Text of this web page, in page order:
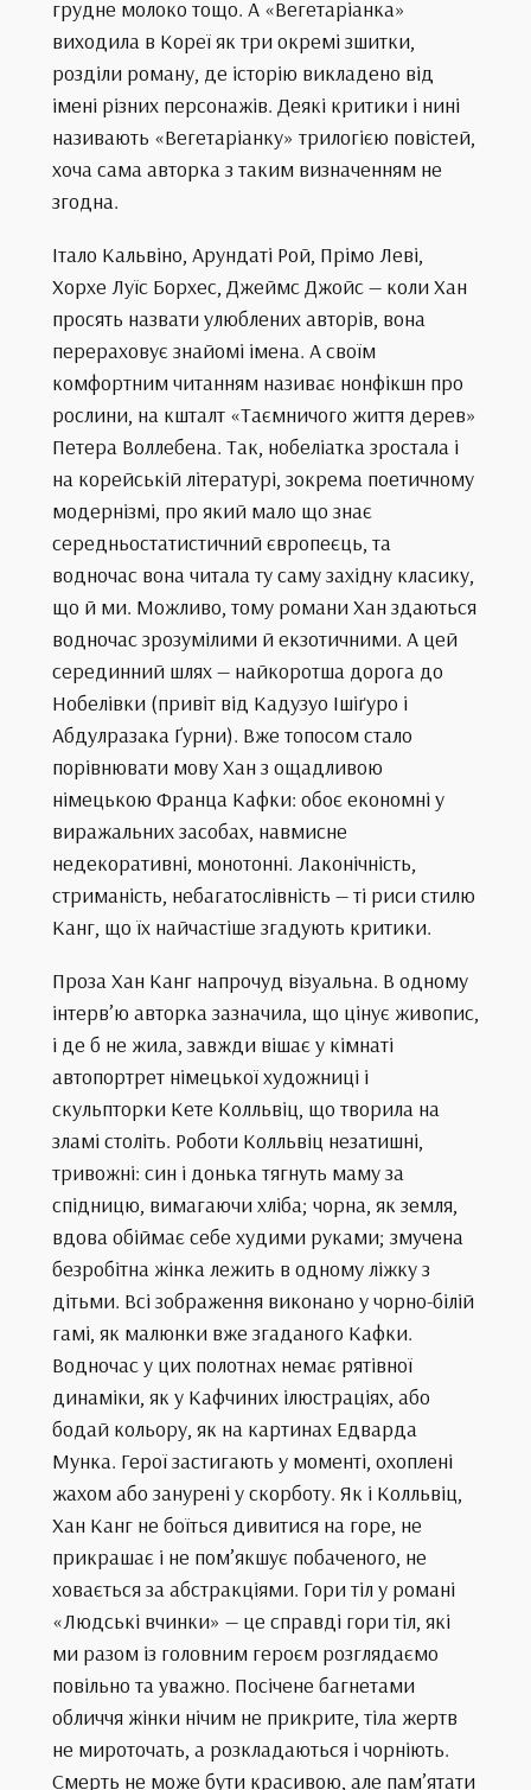
грудне молоко тощо. А «Вегетаріанка»
виходила в Кореї як три окремі зшитки,
розділи роману, де історію викладено від
імені різних персонажів. Деякі критики і нині
називають «Вегетаріанку» трилогією повістей,
хоча сама авторка з таким визначенням не
згодна.
Італо Кальвіно, Арундаті Рой, Прімо Леві,
Хорхе Луїс Борхес, Джеймс Джойс — коли Хан
просять назвати улюблених авторів, вона
перераховує знайомі імена. А своїм
комфортним читанням називає нонфікшн про
рослини, на кшталт «Таємничого життя дерев»
Петера Воллебена. Так, нобеліатка зростала і
на корейській літературі, зокрема поетичному
модернізмі, про який мало що знає
середньостатистичний європеєць, та
водночас вона читала ту саму західну класику,
що й ми. Можливо, тому романи Хан здаються
водночас зрозумілими й екзотичними. А цей
серединний шлях — найкоротша дорога до
Нобелівки (привіт від Кадузуо Ішіґуро і
Абдулразака Ґурни). Вже топосом стало
порівнювати мову Хан з ощадливою
німецькою Франца Кафки: обоє економні у
виражальних засобах, навмисне
недекоративні, монотонні. Лаконічність,
стриманість, небагатослівність — ті риси стилю
Канг, що їх найчастіше згадують критики.
Проза Хан Канг напрочуд візуальна. В одному
інтерв’ю авторка зазначила, що цінує живопис,
і де б не жила, завжди вішає у кімнаті
автопортрет німецької художниці і
скульпторки Кете Колльвіц, що творила на
зламі століть. Роботи Колльвіц незатишні,
тривожні: син і донька тягнуть маму за
спідницю, вимагаючи хліба; чорна, як земля,
вдова обіймає себе худими руками; змучена
безробітна жінка лежить в одному ліжку з
дітьми. Всі зображення виконано у чорно-білій
гамі, як малюнки вже згаданого Кафки.
Водночас у цих полотнах немає рятівної
динаміки, як у Кафчиних ілюстраціях, або
бодай кольору, як на картинах Едварда
Мунка. Герої застигають у моменті, охоплені
жахом або занурені у скорботу. Як і Колльвіц,
Хан Канг не боїться дивитися на горе, не
прикрашає і не пом’якшує побаченого, не
ховається за абстракціями. Гори тіл у романі
«Людські вчинки» — це справді гори тіл, які
ми разом із головним героєм розглядаємо
повільно та уважно. Посічене багнетами
обличчя жінки нічим не прикрите, тіла жертв
не мироточать, а розкладаються і чорніють.
Смерть не може бути красивою, але пам’ятати